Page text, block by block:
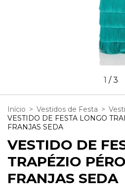
1 /3
Início > Vestidos de Festa >
VESTIDO DE FESTA LONGO
FRANJAS SEDA
VESTIDO DE
TRAPÉZIO
FRANJAS SEDA